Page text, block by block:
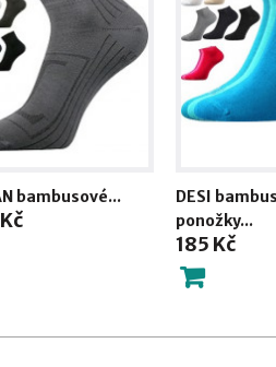
bambusové...
DESI
ponožky...
185 Kč